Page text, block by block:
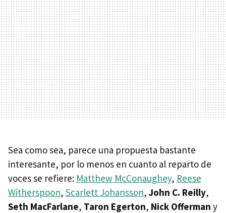
Sea como sea, parece una propuesta bastante
interesante, por lo menos en cuanto al reparto de
voces se refiere: Matthew McConaughey, Reese
Witherspoon, Scarlett Johansson, John C. Reilly,
Seth MacFarlane, Taron Egerton, Nick Offerman y